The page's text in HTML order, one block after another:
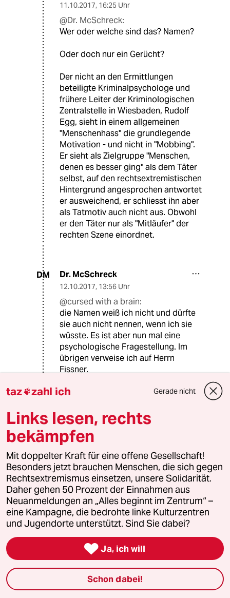
11.10.2017, 16:25 Uhr
@Dr. McSchreck:
Wer oder welche sind das? Namen?
Oder doch nur ein Gerücht?
Der nicht an den Ermittlungen
beteiligte Kriminalpsychologe und
frühere Leiter der Kriminologischen
Zentralstelle in Wiesbaden, Rudolf
Egg, sieht in einem allgemeinen
"Menschenhass" die grundlegende
Motivation - und nicht in "Mobbing".
Er sieht als Zielgruppe "Menschen,
denen es besser ging" als dem Täter
selbst, auf den rechtsextremistischen
Hintergrund angesprochen antwortet
er ausweichend, er schliesst ihn aber
als Tatmotiv auch nicht aus. Obwohl
er den Täter nur als "Mitläufer" der
rechten Szene einordnet.
DM Dr. McSchreck
12.10.2017, 13:56 Uhr
@cursed with a brain:
die Namen weiß ich nicht und dürfte
sie auch nicht nennen, wenn ich sie
wüsste. Es ist aber nun mal eine
psychologische Fragestellung. Im
übrigen verweise ich auf Herrn
Fissner.
8G
10.10.2017,19:32 Uhr
Sehr guter Kommentar. Danke.
G Grmpf
10.10.2017,17:04 Uhr
"Wenn jemand geplant neun Menschen
erschießt und die Opfer allesamt aus
Einwandererfamilien stammen"
Er erschoss genau diese Menschen nicht
geplant. Wer in München auf offener Straße in
die Menge zielt kann jeden treffen. Da hätten
genauso Deutsche stehen können.
taz zahl ich Gerade nicht
Links lesen, rechts
bekämpfen
Mit doppelter Kraft für eine offene Gesellschaft!
Besonders jetzt brauchen Menschen, die sich gegen
Rechtsextremismus einsetzen, unsere Solidarität.
Daher gehen 50 Prozent der Einnahmen aus
Neuanmeldungen an „Alles beginnt im Zentrum“ –
eine Kampagne, die bedrohte linke Kulturzentren
und Jugendorte unterstützt. Sind Sie dabei?
 Ja, ich will
Schon dabei!